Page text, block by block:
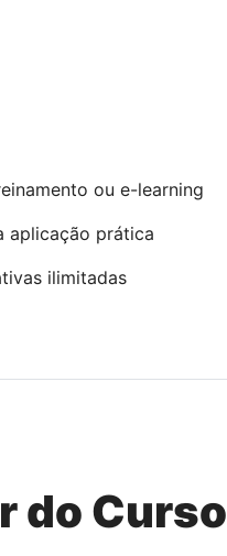
ou e-learning
aplicação prática
ilimitadas
do Curso